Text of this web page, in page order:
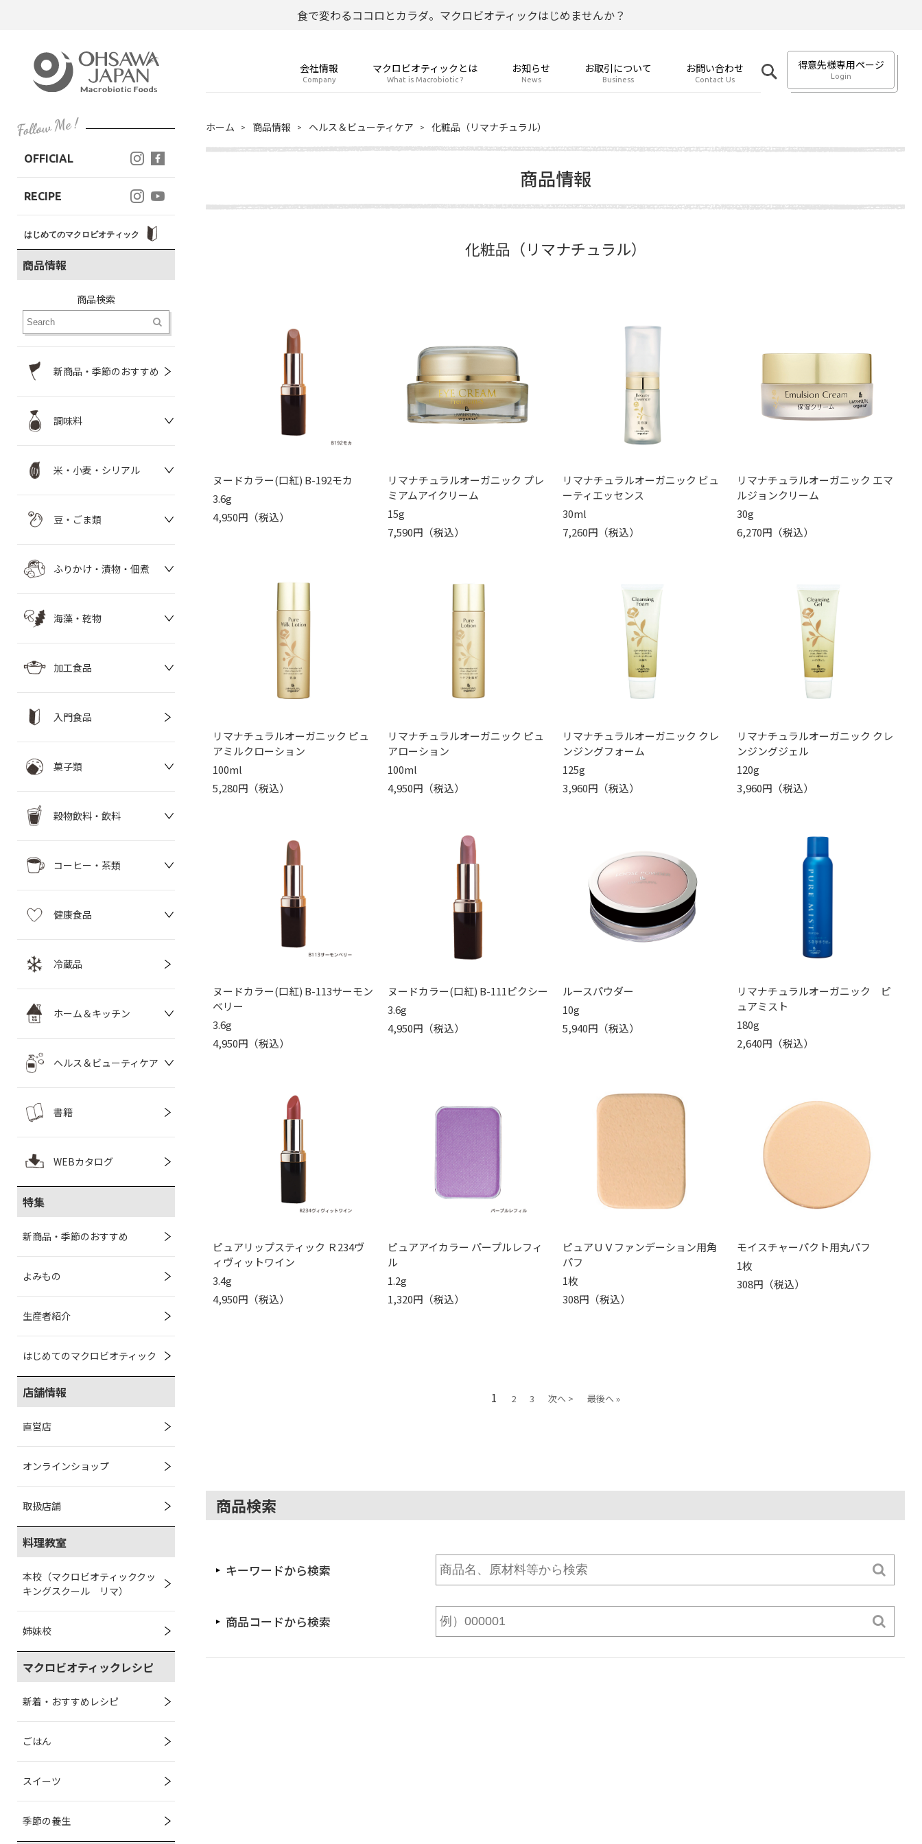
食で変わるココロとカラダ。マクロビオティックはじめませんか？
会社情報
Company
マクロビオティックとは
What is Macrobiotic ?
お知らせ
News
お取引について
Business
お問い合わせ
Contact Us
得意先様専用ページ
Login
OFFICIAL
RECIPE
はじめてのマクロビオティック
商品情報
商品検索
新商品・季節のおすすめ
調味料
米・小麦・シリアル
豆・ごま類
ふりかけ・漬物・佃煮
海藻・乾物
加工食品
入門食品
菓子類
穀物飲料・飲料
コーヒー・茶類
健康食品
冷蔵品
ホーム＆キッチン
ヘルス＆ビューティケア
書籍
WEBカタログ
特集
新商品・季節のおすすめ
よみもの
生産者紹介
はじめてのマクロビオティック
店舗情報
直営店
オンラインショップ
取扱店舗
料理教室
本校（マクロビオティッククッ
キングスクール リマ）
姉妹校
マクロビオティックレシピ
新着・おすすめレシピ
ごはん
スイーツ
季節の養生
ホーム 商品情報 ヘルス＆ビューティケア 化粧品（リマナチュラル）
商品情報
化粧品（リマナチュラル）
ヌードカラー(口紅) B-192モカ
3.6g
4,950円（税込）
リマナチュラルオーガニック プレ
ミアムアイクリーム
15g
7,590円（税込）
リマナチュラルオーガニック ビュ
ーティエッセンス
30ml
7,260円（税込）
リマナチュラルオーガニック エマ
ルジョンクリーム
30g
6,270円（税込）
リマナチュラルオーガニック ピュ
アミルクローション
100ml
5,280円（税込）
リマナチュラルオーガニック ピュ
アローション
100ml
4,950円（税込）
リマナチュラルオーガニック クレ
ンジングフォーム
125g
3,960円（税込）
リマナチュラルオーガニック クレ
ンジングジェル
120g
3,960円（税込）
ヌードカラー(口紅) B-113サーモン
ベリー
3.6g
4,950円（税込）
ヌードカラー(口紅) B-111ピクシー
3.6g
4,950円（税込）
ルースパウダー
10g
5,940円（税込）
リマナチュラルオーガニック ピ
ュアミスト
180g
2,640円（税込）
ピュアリップスティック Ｒ234ヴ
ィヴィットワイン
3.4g
4,950円（税込）
ピュアアイカラー パープルレフィ
ル
1.2g
1,320円（税込）
ピュアＵＶファンデーション用角
パフ
1枚
308円（税込）
モイスチャーパクト用丸パフ
1枚
308円（税込）
1 2 3 次へ > 最後へ »
商品検索
キーワードから検索
商品コードから検索